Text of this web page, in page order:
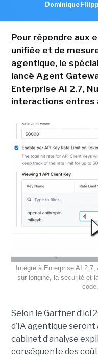
Dominique
Pour répondre aux
unifiée et de
agentique, le
lancé Agent
Enterprise AI 2.7,
interactions entres
Intégré à Enterprise AI
sur lorigine, la sécurité et
Selon le Gartner d’ici
d’IA agentique
cabinet d’analyse
conséquente des